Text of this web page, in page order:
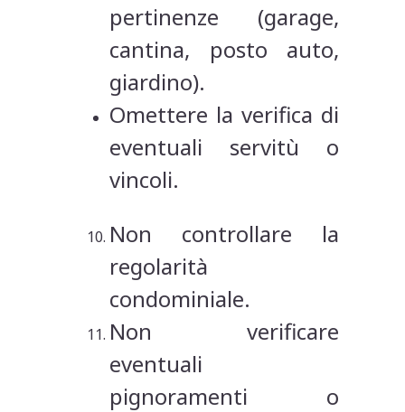
pertinenze (garage,
cantina, posto auto,
giardino).
Omettere la verifica di
eventuali servitù o
vincoli.
Non controllare la
regolarità
condominiale.
Non verificare
eventuali
pignoramenti o